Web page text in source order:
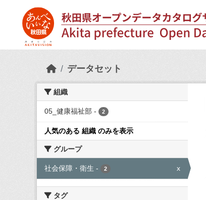
データセット
組織
05_健康福祉部 - 2
人気のある 組織 のみを表示
グループ
社会保障・衛生 - 2 x
タグ